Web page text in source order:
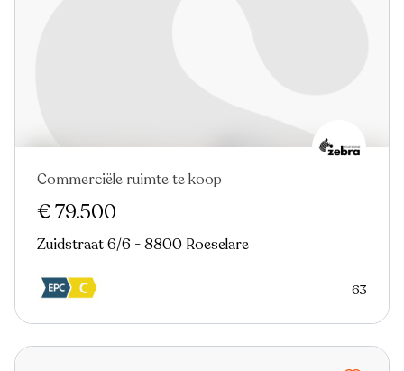
Commerciële ruimte te koop
€ 79.500
Zuidstraat 6/6 - 8800 Roeselare
63